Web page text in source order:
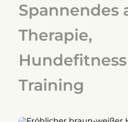
Spannendes
Therapie,
Training